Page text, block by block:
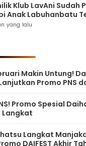
Klub LavAni Sudah
Anak Labuhanbatu
yang lalu
Makin Untung!
Promo PNS
Promo Spesial
Langkat
Langkat
DAIFEST Akhir